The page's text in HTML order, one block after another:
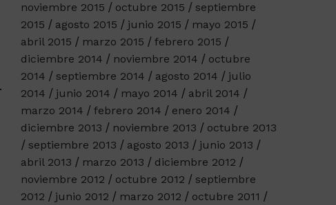
noviembre 2015
octubre 2015
septiembre
2015
agosto 2015 junio 2015
mayo 2015
abril 2015
marzo 2015
febrero 2015
diciembre 2014
noviembre 2014
octubre
2014
septiembre 2014 agosto 2014
julio
2014
junio 2014 mayo 2014
abril 2014
marzo 2014
febrero 2014
enero 2014
diciembre 2013
noviembre 2013
octubre 2013
septiembre 2013
agosto 2013
junio 2013
abril 2013
marzo 2013
diciembre 2012
noviembre 2012
octubre 2012
septiembre
2012
junio 2012 marzo 2012
octubre 2011